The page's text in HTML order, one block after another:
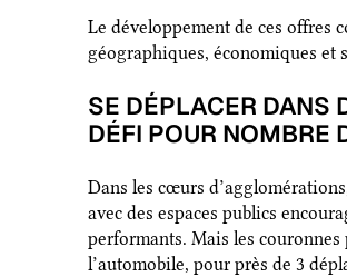
Le développement de ces offres
géographiques, économiques et
SE DÉPLACER DANS
DÉFI POUR NOMBRE
Dans les cœurs
avec des espaces publics
performants. Mais les
l’automobile, pour près de 3